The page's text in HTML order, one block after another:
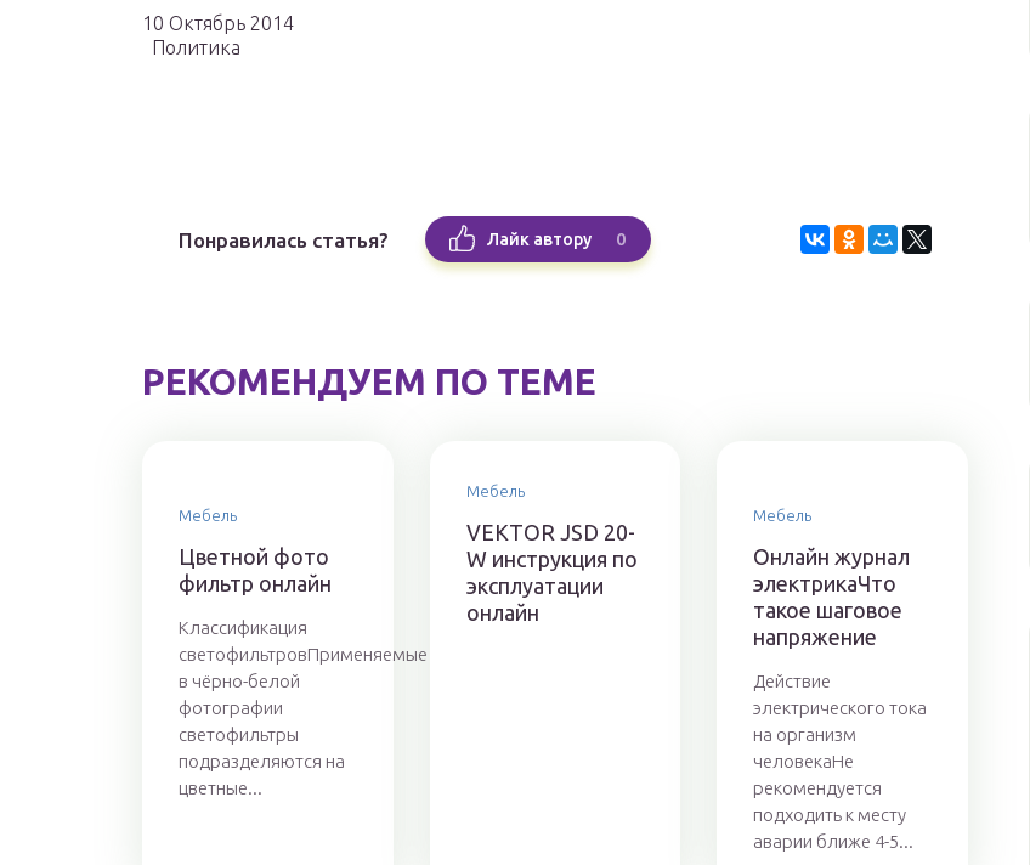
10 Октябрь 2014
Политика
Понравилась статья? Лайк автору 0
РЕКОМЕНДУЕМ ПО ТЕМЕ
Мебель
Цветной фото
фильтр онлайн
Классификация
светофильтровПрименяемые
в чёрно-белой
фотографии
светофильтры
подразделяются на
цветные...
Мебель
VEKTOR JSD 20-
W инструкция по
эксплуатации
онлайн
Мебель
Онлайн журнал
электрикаЧто
такое шаговое
напряжение
Действие
электрического тока
на организм
человекаНе
рекомендуется
подходить к месту
аварии ближе 4-5...